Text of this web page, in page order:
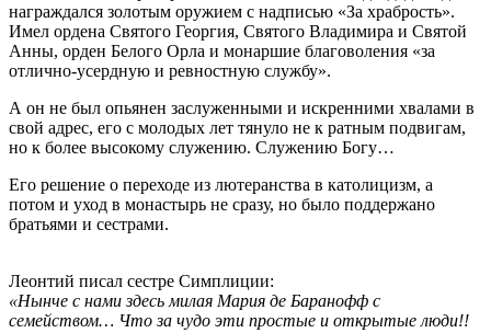
награждался золотым оружием с надписью «За храбрость».
Имел ордена Святого Георгия, Святого Владимира и Святой
Анны, орден Белого Орла и монаршие благоволения «за
отлично-усердную и ревностную службу».
А он не был опьянен заслуженными и искренними хвалами в
свой адрес, его с молодых лет тянуло не к ратным подвигам,
но к более высокому служению. Служению Богу…
Его решение о переходе из лютеранства в католицизм, а
потом и уход в монастырь не сразу, но было поддержано
братьями и сестрами.
Леонтий писал сестре Симплиции:
«Нынче с нами здесь милая Мария де Баранофф с
семейством… Что за чудо эти простые и открытые люди!!